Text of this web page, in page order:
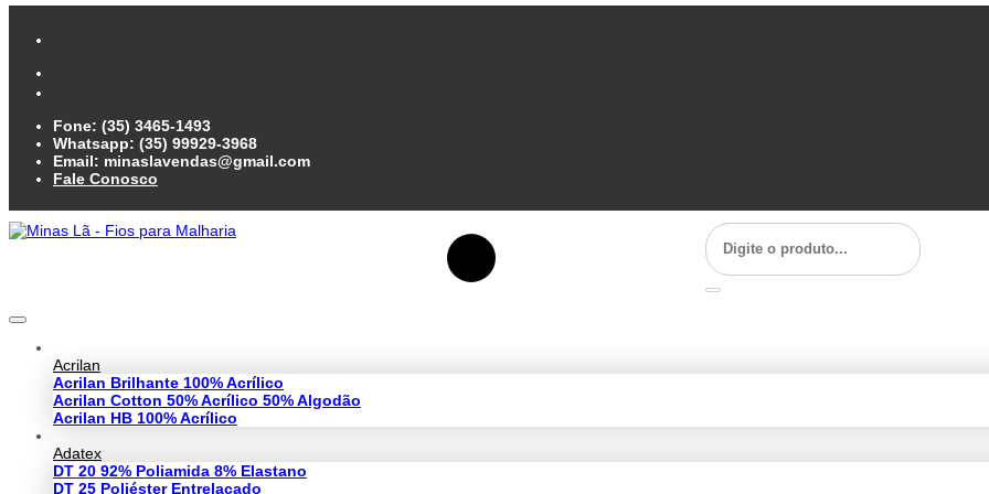
Fone: (35) 3465-1493
Whatsapp: (35) 99929-3968
Email: minaslavendas@gmail.com
Fale Conosco
Acrilan
Acrilan Brilhante 100% Acrílico
Acrilan Cotton 50% Acrílico 50% Algodão
Acrilan HB 100% Acrílico
Adatex
DT 20 92% Poliamida 8% Elastano
DT 25 Poliéster Entrelaçado